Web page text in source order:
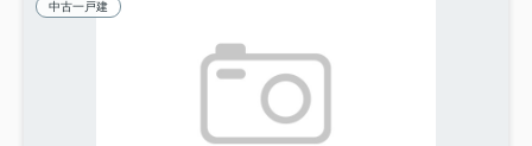
中古一戸建